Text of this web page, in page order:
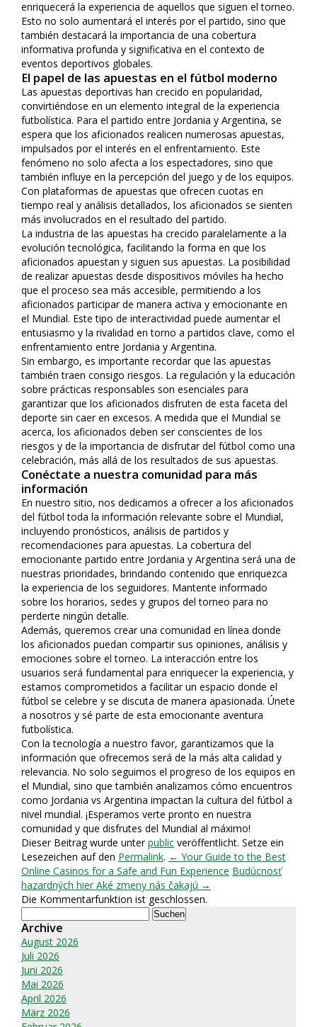
enriquecerá la experiencia de aquellos que siguen el torneo.
Esto no solo aumentará el interés por el partido, sino que
también destacará la importancia de una cobertura
informativa profunda y significativa en el contexto de
eventos deportivos globales.
El papel de las apuestas en el fútbol moderno
Las apuestas deportivas han crecido en popularidad,
convirtiéndose en un elemento integral de la experiencia
futbolística. Para el partido entre Jordania y Argentina, se
espera que los aficionados realicen numerosas apuestas,
impulsados por el interés en el enfrentamiento. Este
fenómeno no solo afecta a los espectadores, sino que
también influye en la percepción del juego y de los equipos.
Con plataformas de apuestas que ofrecen cuotas en
tiempo real y análisis detallados, los aficionados se sienten
más involucrados en el resultado del partido.
La industria de las apuestas ha crecido paralelamente a la
evolución tecnológica, facilitando la forma en que los
aficionados apuestan y siguen sus apuestas. La posibilidad
de realizar apuestas desde dispositivos móviles ha hecho
que el proceso sea más accesible, permitiendo a los
aficionados participar de manera activa y emocionante en
el Mundial. Este tipo de interactividad puede aumentar el
entusiasmo y la rivalidad en torno a partidos clave, como el
enfrentamiento entre Jordania y Argentina.
Sin embargo, es importante recordar que las apuestas
también traen consigo riesgos. La regulación y la educación
sobre prácticas responsables son esenciales para
garantizar que los aficionados disfruten de esta faceta del
deporte sin caer en excesos. A medida que el Mundial se
acerca, los aficionados deben ser conscientes de los
riesgos y de la importancia de disfrutar del fútbol como una
celebración, más allá de los resultados de sus apuestas.
Conéctate a nuestra comunidad para más
información
En nuestro sitio, nos dedicamos a ofrecer a los aficionados
del fútbol toda la información relevante sobre el Mundial,
incluyendo pronósticos, análisis de partidos y
recomendaciones para apuestas. La cobertura del
emocionante partido entre Jordania y Argentina será una de
nuestras prioridades, brindando contenido que enriquezca
la experiencia de los seguidores. Mantente informado
sobre los horarios, sedes y grupos del torneo para no
perderte ningún detalle.
Además, queremos crear una comunidad en línea donde
los aficionados puedan compartir sus opiniones, análisis y
emociones sobre el torneo. La interacción entre los
usuarios será fundamental para enriquecer la experiencia, y
estamos comprometidos a facilitar un espacio donde el
fútbol se celebre y se discuta de manera apasionada. Únete
a nosotros y sé parte de esta emocionante aventura
futbolística.
Con la tecnología a nuestro favor, garantizamos que la
información que ofrecemos será de la más alta calidad y
relevancia. No solo seguimos el progreso de los equipos en
el Mundial, sino que también analizamos cómo encuentros
como Jordania vs Argentina impactan la cultura del fútbol a
nivel mundial. ¡Esperamos verte pronto en nuestra
comunidad y que disfrutes del Mundial al máximo!
Dieser Beitrag wurde unterpublic veröffentlicht. Setze ein
Lesezeichen auf den Permalink. ← Your Guide to the Best
Online Casinos for a Safe and Fun Experience Budúcnosť
hazardných hier Aké zmeny nás čakajú →
Die Kommentarfunktion ist geschlossen.
Suchen
nach:
Archive
August 2026
Juli 2026
Juni 2026
Mai 2026
April 2026
März 2026